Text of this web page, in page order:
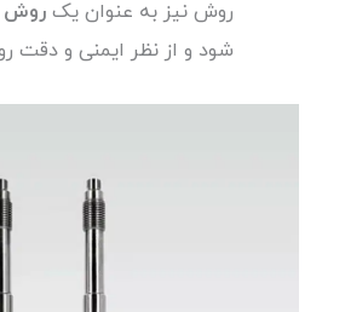
روش نیز به عنوان یک روش
شود و از نظر ایمنی و